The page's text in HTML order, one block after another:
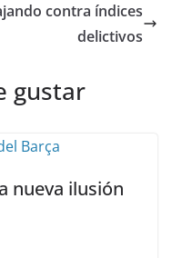
contra índices
delictivos
gustar
nueva ilusión